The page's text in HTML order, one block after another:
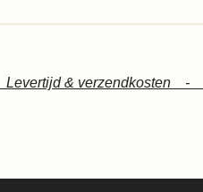
Levertijd & verzendkosten -